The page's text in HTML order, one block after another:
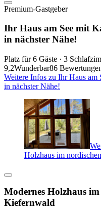
Premium-Gastgeber
Ihr Haus am See mit
in nächster Nähe!
Platz für 6 Gäste · 3
9,2Wunderbar86
Weitere Infos zu Ihr Haus am
in nächster Nähe!
Holzhaus im
Modernes Holzhaus
Kiefernwald